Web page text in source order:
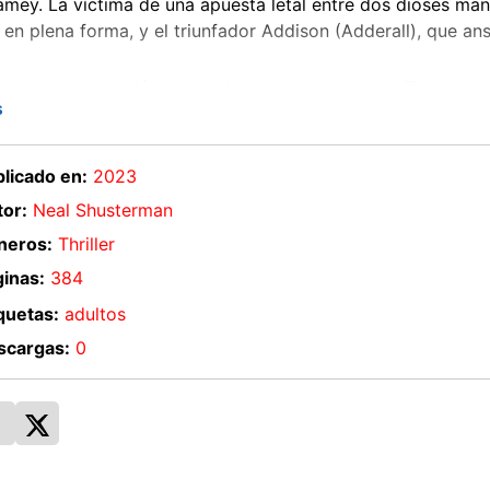
La víctima de una apuesta letal entre dos dioses
plena forma, y el triunfador Addison (Adderall), que
te deslumbra lo que prometen la oxicodona y las
esta historia hay dos I. Ramey: Isaac, un jugador de
consejo médico, y su hermana Ivy, cuya creciente
¿Cuál eres tú?
en: 2023
Neal Shusterman
Thriller
384
adultos
0